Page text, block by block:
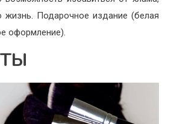
жизнь. Подарочное издание (белая
оформление).